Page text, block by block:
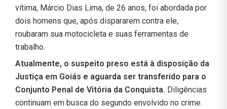
vítima, Márcio Dias Lima, de 26 anos, foi abordada por
dois homens que, após dispararem contra ele,
roubaram sua motocicleta e suas ferramentas de
trabalho.
Atualmente, o suspeito preso está à disposição da
Justiça em Goiás e aguarda ser transferido para o
Conjunto Penal de Vitória da Conquista. Diligências
continuam em busca do segundo envolvido no crime.